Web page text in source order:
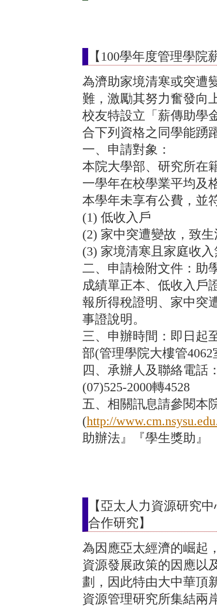
【100學年度管理學
為濟助家境清寒或突遭
難，激勵其努力奮發向
校友特設立「薪傳助學
合下列資格之同學能踴
一、申請對象：
本院大學部、研究所在
一學年在校學業平均及
本學年未享有公費，並
(1) 低收入戶
(2) 家中突遭變故，致
(3) 家境清寒且家庭收
二、申請檢附文件：助
成績單正本、低收入戶
報所得稅證明、家中突
事證說明。
三、申辦時間：即日起
部(管理學院大樓管
四、承辦人及聯絡電話
(07)525-2000轉4528
五、相關訊息請參閱本
(http://
助辦法』『學生獎助』
【亞太人力資源研究
合作研究】
為因應亞太經濟的崛起
資源發展政策的因應以
劃，因此特由大中華頂
資源管理研究所集結兩